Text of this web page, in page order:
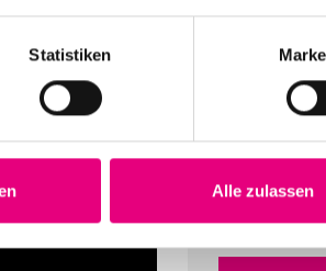
Statistiken
Alle zulassen
Platz 3,
Bestuhlung:
Tickets:
Abendkasse: